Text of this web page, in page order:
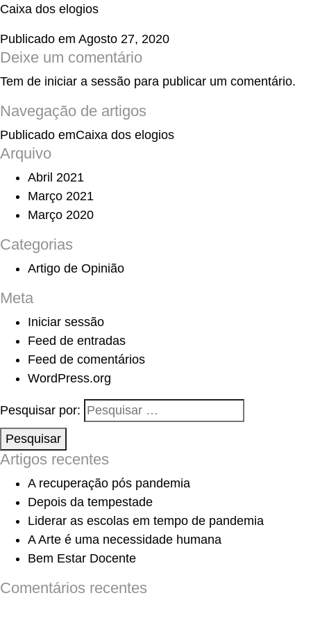
Caixa dos elogios
Publicado em Agosto 27, 2020
Deixe um comentário
Tem de iniciar a sessão para publicar um comentário.
Navegação de artigos
Publicado emCaixa dos elogios
Arquivo
Abril 2021
Março 2021
Março 2020
Categorias
Artigo de Opinião
Meta
Iniciar sessão
Feed de entradas
Feed de comentários
WordPress.org
Pesquisar por:
Pesquisar
Artigos recentes
A recuperação pós pandemia
Depois da tempestade
Liderar as escolas em tempo de pandemia
A Arte é uma necessidade humana
Bem Estar Docente
Comentários recentes